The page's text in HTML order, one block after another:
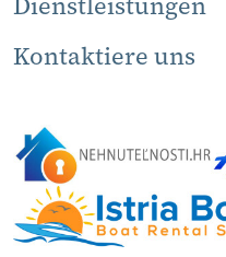
Kontaktiere uns